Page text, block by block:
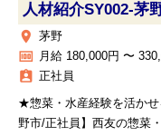
人材紹介SY002‐茅
place 茅野
money 月給 180,000円 〜
assignment_ind 正社員
★惣菜・水産経験を活か
野市/正社員】西友の惣菜